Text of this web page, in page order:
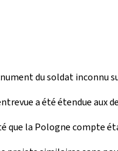
du soldat inconnu
a été étendue aux
que la Pologne compte